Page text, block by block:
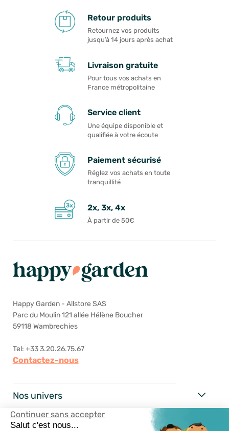
Continuer sans accepter
Salut c'est nous...
Retour produits
Retournez vos produits
jusqu’à 14 jours après achat
Livraison gratuite
Pour tous vos achats en
France métropolitaine
Service client
Une équipe disponible et
qualifiée à votre écoute
Paiement sécurisé
Réglez vos achats en toute
tranquillité
2x, 3x, 4x
À partir de 50€
Happy Garden - Allstore SAS
Parc du Moulin 121 allée Hélène Boucher
59118 Wambrechies
Tel: +33 3.20.26.75.67
Contactez-nous
Nos univers
Happy Garden